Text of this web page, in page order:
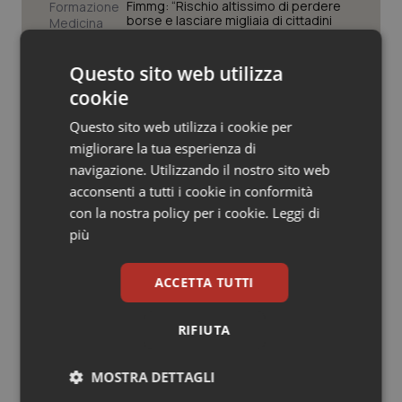
Oncologia & Nutrizione
Psoriasi & pelle
Quotidiano Cardiologia
Quotidiano Chirurgia
Quotidiano Oncologia
Quotidiano Pediatria
Rene & patologie urogenitali
Fimmg: “Rischio altissimo di perdere
borse e lasciare migliaia di cittadini
senza medico. Serve decreto di
Farmacisti in prima linea anche
d’estate. Da Fofi il vademecum per
vacanze in sicurezza
Screening oncologici. Assistenti
sanitari Fno Tsrm e Pstrp: “La
prevenzione è un diritto, l’adesione
una scelta consapevole”
Ultime analisi e review da QS Pro
Questo sito web utilizza
cookie
Questo sito web utilizza i cookie per
migliorare la tua esperienza di
navigazione. Utilizzando il nostro sito web
acconsenti a tutti i cookie in conformità
con la nostra policy per i cookie. Leggi di
più
ACCETTA TUTTI
RIFIUTA
MOSTRA DETTAGLI